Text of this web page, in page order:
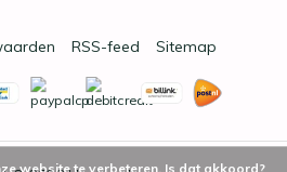
RSS-feed Sitemap
website te verbeteren. Is dat akkoord?